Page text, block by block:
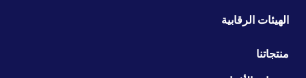
الهيئات الرقابية
منتجاتنا